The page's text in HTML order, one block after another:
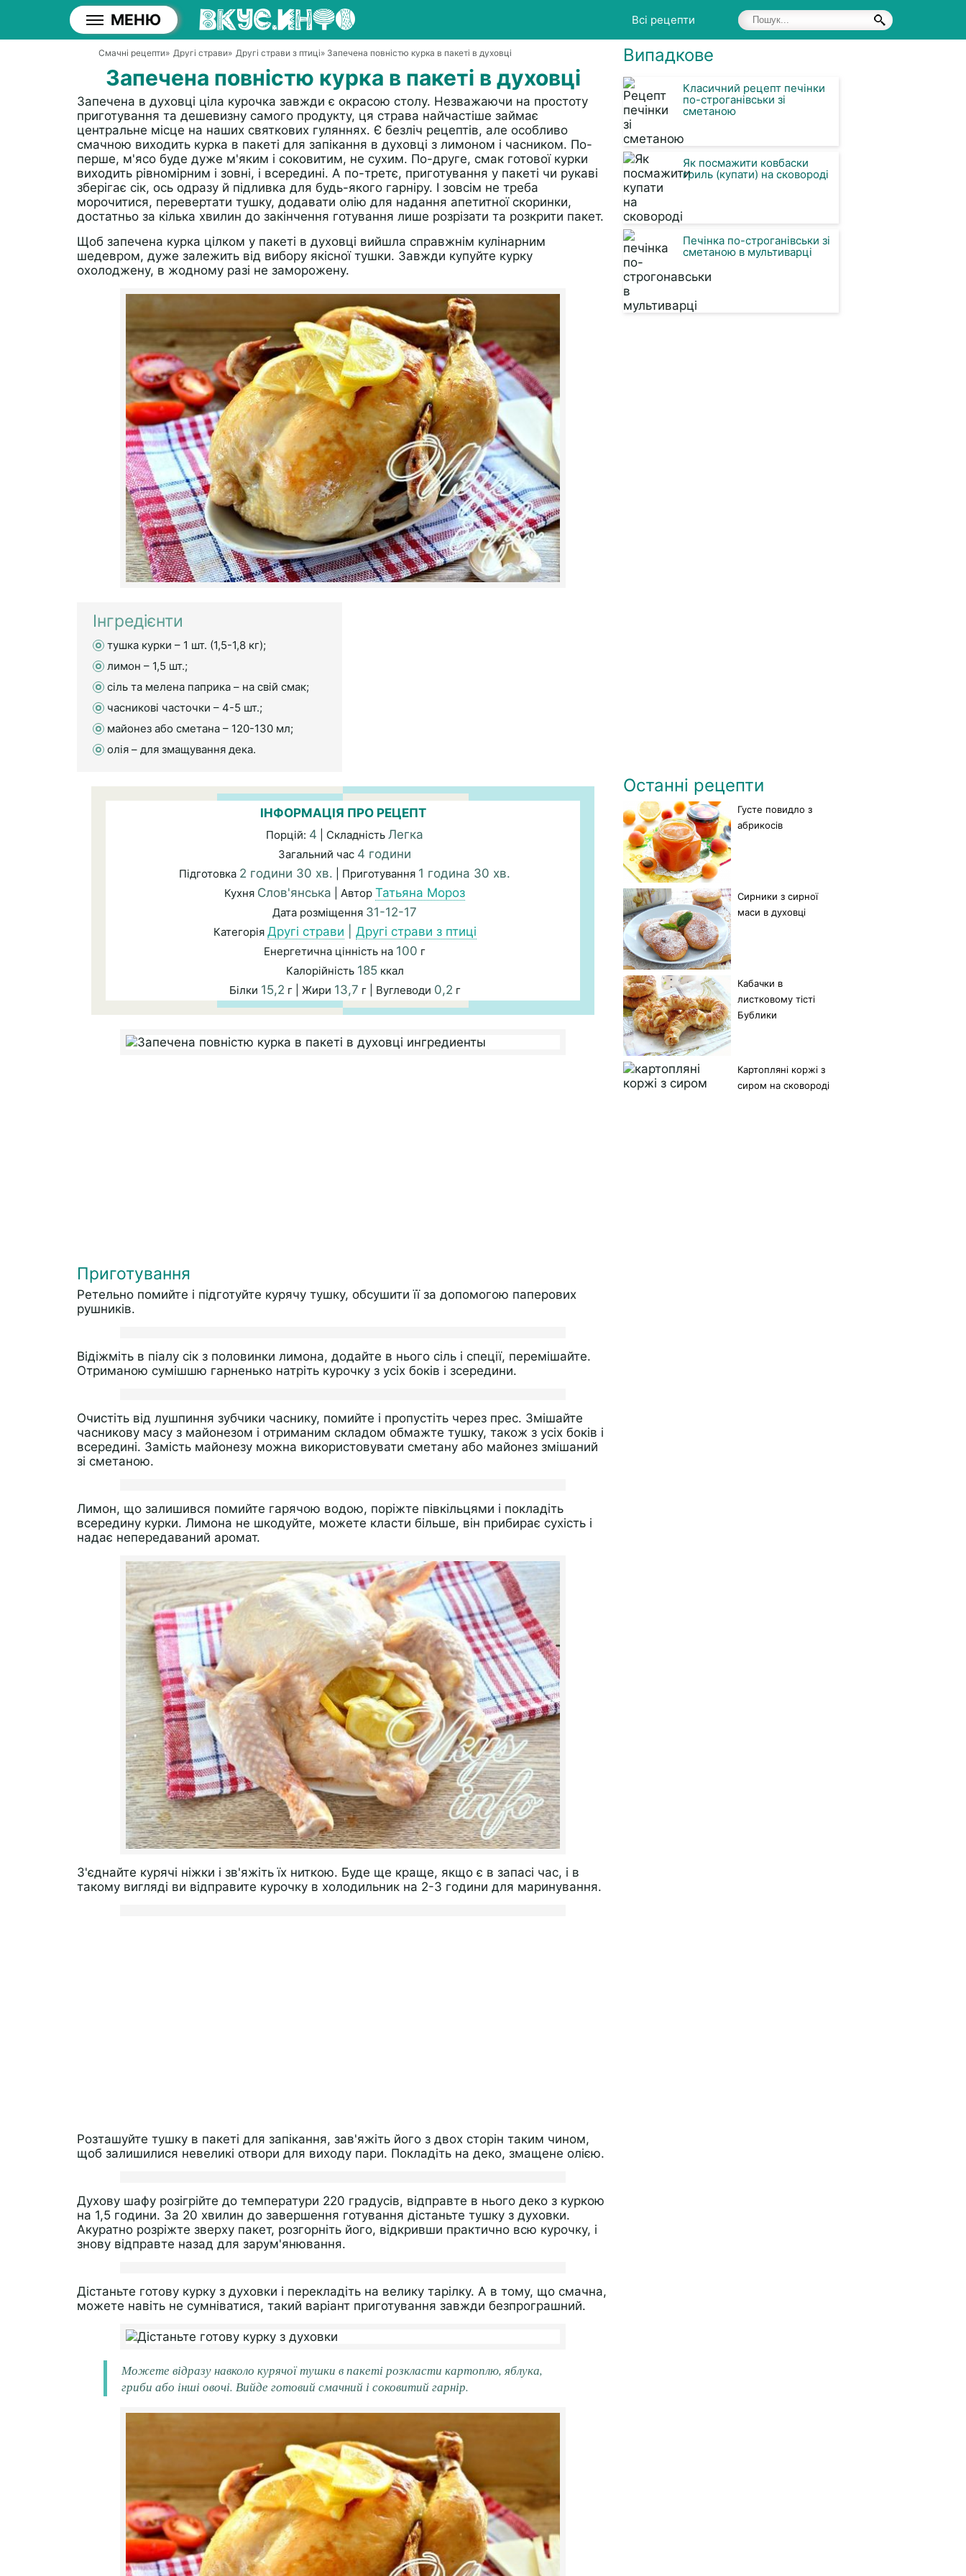
МЕНЮ Всі рецепти
Смачні рецепти» Другі страви» Другі страви з птиці» Запечена повністю курка в пакеті в духовці
Запечена повністю курка в пакеті в духовці
Запечена в духовці ціла курочка завжди є окрасою столу. Незважаючи на простоту
приготування та дешевизну самого продукту, ця страва найчастіше займає
центральне місце на наших святкових гуляннях. Є безліч рецептів, але особливо
смачною виходить курка в пакеті для запікання в духовці з лимоном і часником. По-
перше, м'ясо буде дуже м'яким і соковитим, не сухим. По-друге, смак готової курки
виходить рівномірним і зовні, і всередині. А по-третє, приготування у пакеті чи рукаві
зберігає сік, ось одразу й підливка для будь-якого гарніру. І зовсім не треба
морочитися, перевертати тушку, додавати олію для надання апетитної скоринки,
достатньо за кілька хвилин до закінчення готування лише розрізати та розкрити пакет.
Щоб запечена курка цілком у пакеті в духовці вийшла справжнім кулінарним
шедевром, дуже залежить від вибору якісної тушки. Завжди купуйте курку
охолоджену, в жодному разі не заморожену.
Інгредієнти
тушка курки – 1 шт. (1,5-1,8 кг);
лимон – 1,5 шт.;
сіль та мелена паприка – на свій смак;
часникові часточки – 4-5 шт.;
майонез або сметана – 120-130 мл;
олія – для змащування дека.
ІНФОРМАЦІЯ ПРО РЕЦЕПТ
Порцій: 4 | Складність Легка
Загальний час 4 години
Підготовка 2 години 30 хв. | Приготування 1 година 30 хв.
Кухня Слов'янська | Автор Татьяна Мороз
Дата розміщення 31-12-17
Категорія Другі страви Другі страви з птиці
Енергетична цінність на 100 г
Калорійність 185ккал
Білки 15,2 г | Жири 13,7 г | Вуглеводи 0,2 г
Приготування
Ретельно помийте і підготуйте курячу тушку, обсушити її за допомогою паперових
рушників.
Відіжміть в піалу сік з половинки лимона, додайте в нього сіль і спеції, перемішайте.
Отриманою сумішшю гарненько натріть курочку з усіх боків і зсередини.
Очистіть від лушпиння зубчики часнику, помийте і пропустіть через прес. Змішайте
часникову масу з майонезом і отриманим складом обмажте тушку, також з усіх боків і
всередині. Замість майонезу можна використовувати сметану або майонез змішаний
зі сметаною.
Лимон, що залишився помийте гарячою водою, поріжте півкільцями і покладіть
всередину курки. Лимона не шкодуйте, можете класти більше, він прибирає сухість і
надає непередаваний аромат.
З'єднайте курячі ніжки і зв'яжіть їх ниткою. Буде ще краще, якщо є в запасі час, і в
такому вигляді ви відправите курочку в холодильник на 2-3 години для маринування.
Розташуйте тушку в пакеті для запікання, зав'яжіть його з двох сторін таким чином,
щоб залишилися невеликі отвори для виходу пари. Покладіть на деко, змащене олією.
Духову шафу розігрійте до температури 220 градусів, відправте в нього деко з куркою
на 1,5 години. За 20 хвилин до завершення готування дістаньте тушку з духовки.
Акуратно розріжте зверху пакет, розгорніть його, відкривши практично всю курочку, і
знову відправте назад для зарум'янювання.
Дістаньте готову курку з духовки і перекладіть на велику тарілку. А в тому, що смачна,
можете навіть не сумніватися, такий варіант приготування завжди безпрограшний.
Можете відразу навколо курячої тушки в пакеті розкласти картоплю, яблука,
гриби або інші овочі. Вийде готовий смачний і соковитий гарнір.
Випадкове
Класичний рецепт печінки
по-строганівськи зі
сметаною
Як посмажити ковбаски
гриль (купати) на сковороді
Печінка по-строганівськи зі
сметаною в мультиварці
Останні рецепти
Густе повидло з
абрикосів
Сирники з сирної
маси в духовці
Кабачки в
листковому тісті
Бублики
Картопляні коржі з
сиром на сковороді